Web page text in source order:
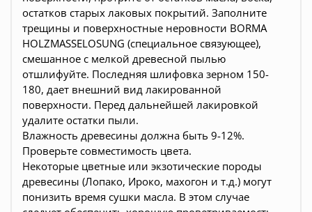
остатков старых лаковых покрытий. Заполните
трещины и поверхностные неровности BORMA
HOLZMASSELOSUNG (специальное связующее),
смешанное с мелкой древесной пылью
отшлифуйте. Последняя шлифовка зерном 150-
180, дает внешний вид лакированной
поверхности. Перед дальнейшей лакировкой
удалите остатки пыли.
Влажность древесины должна быть 9-12%.
Проверьте совместимость цвета.
Некоторые цветные или экзотические породы
древесины (Лопако, Ироко, махогон и т.д.) могут
понизить время сушки масла. В этом случае